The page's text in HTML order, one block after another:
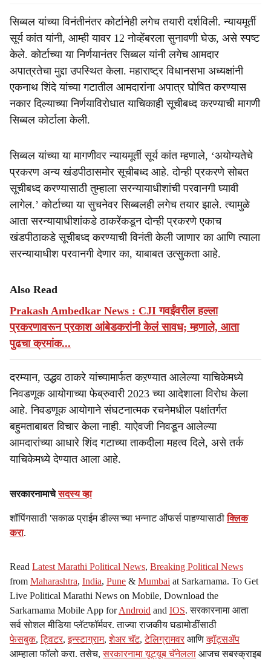
सिब्बल यांच्या विनंतीनंतर कोर्टानेही लगेच तयारी दर्शविली. न्यायमूर्ती
सूर्य कांत यांनी, आम्ही यावर 12 नोव्हेंबरला सुनावणी घेऊ, असे स्पष्ट
केले. कोर्टाच्या या निर्णयानंतर सिब्बल यांनी लगेच आमदार
अपात्रतेचा मुद्दा उपस्थित केला. महाराष्ट्र विधानसभा अध्यक्षांनी
एकनाथ शिंदे यांच्या गटातील आमदारांना अपात्र घोषित करण्यास
नकार दिल्याच्या निर्णयाविरोधात याचिकाही सूचीबध्द करण्याची मागणी
सिब्बल कोर्टाला केली.
सिब्बल यांच्या या मागणीवर न्यायमूर्ती सूर्य कांत म्हणाले, ‘अयोग्यतेचे
प्रकरण अन्य खंडपीठासमोर सूचीबध्द आहे. दोन्ही प्रकरणे सोबत
सूचीबध्द करण्यासाठी तुम्हाला सरन्यायाधीशांची परवानगी घ्यावी
लागेल.’ कोर्टाच्या या सुचनेवर सिब्बलही लगेच तयार झाले. त्यामुळे
आता सरन्यायाधीशांकडे ठाकरेंकडून दोन्ही प्रकरणे एकाच
खंडपीठाकडे सूचीबध्द करण्याची विनंती केली जाणार का आणि त्याला
सरन्यायाधीश परवानगी देणार का, याबाबत उत्सुकता आहे.
Also Read
Prakash Ambedkar News : CJI गवईंवरील हल्ला
प्रकरणावरून प्रकाश आंबेडकरांनी केलं सावध; म्हणाले, आता
पुढचा क्रमांक...
दरम्यान, उद्धव ठाकरे यांच्यामार्फत कऱण्यात आलेल्या याचिकेमध्ये
निवडणूक आयोगाच्या फेब्रुवारी 2023 च्या आदेशाला विरोध केला
आहे. निवडणूक आयोगाने संघटनात्मक रचनेमधील पक्षांतर्गत
बहुमताबाबत विचार केला नाही. याऐवजी निवडून आलेल्या
आमदारांच्या आधारे शिंद गटाच्या ताकदीला महत्व दिले, असे तर्क
याचिकेमध्ये देण्यात आला आहे.
सरकारनामाचेसदस्य व्हा
शॉपिंगसाठी 'सकाळ प्राईम डील्स'च्या भन्नाट ऑफर्स पाहण्यासाठीक्लिक
करा.
Read Latest Marathi Political News, Breaking Political News
from Maharashtra, India, Pune & Mumbai at Sarkarnama. To Get
Live Political Marathi News on Mobile, Download the
Sarkarnama Mobile App forAndroid and IOS. सरकारनामा आता
सर्व सोशल मीडिया प्लॅटफॉर्मवर. ताज्या राजकीय घडामोडींसाठी
फेसबुक,ट्विटर,इन्स्टाग्राम,शेअर चॅट,टेलिग्रामवर आणिव्हॉट्सॲप
आम्हाला फॉलो करा. तसेच,सरकारनामा यूट्यूब चॅनेलला आजच सबस्क्राइब